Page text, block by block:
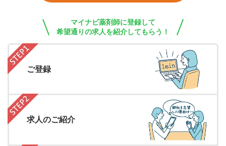
マイナビ薬剤師に登録して
希望通りの求人を紹介してもらう！
ご登録
求人のご紹介